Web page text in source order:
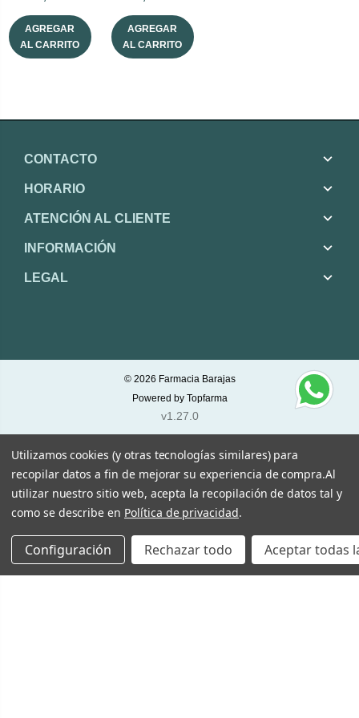
AGREGAR
AL CARRITO
AGREGAR
AL CARRITO
CONTACTO
HORARIO
ATENCIÓN AL CLIENTE
INFORMACIÓN
LEGAL
© 2026 Farmacia Barajas
Powered by Topfarma
v1.27.0
Utilizamos cookies (y otras tecnologías similares) para
recopilar datos a fin de mejorar su experiencia de compra.Al
utilizar nuestro sitio web, acepta la recopilación de datos tal y
como se describe en Política de privacidad.
Configuración Rechazar todo Aceptar todas